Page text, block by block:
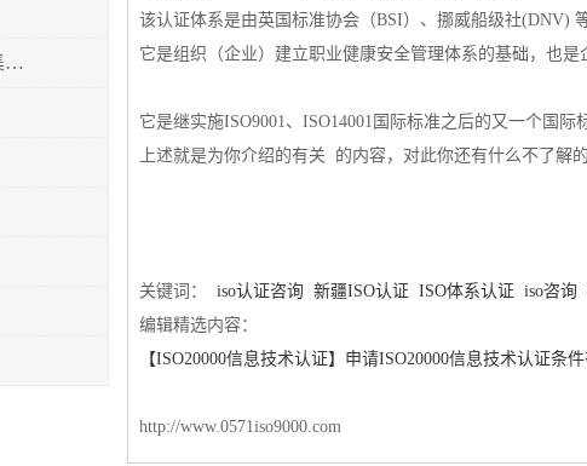
计算机信息系统集成3/4/5
该认证体系是由英国标准协会（BSI）、挪威船级社(DNV)
它是组织（企业）建立职业健康安全管理体系的基础，也
它是继实施ISO9001、ISO14001国际标准之后的又一个国际
上述就是为你介绍的有关 的内容，对此你还有什么不了解
关键词： iso认证咨询 新疆ISO认证 ISO体系认证 iso咨询
编辑精选内容：
【ISO20000信息技术认证】申请ISO20000信息技术认证条
http://www.0571iso9000.com